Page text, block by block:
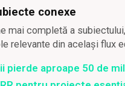
conexe
mai completă a
relevante din același flux
pierde aproape 50 de